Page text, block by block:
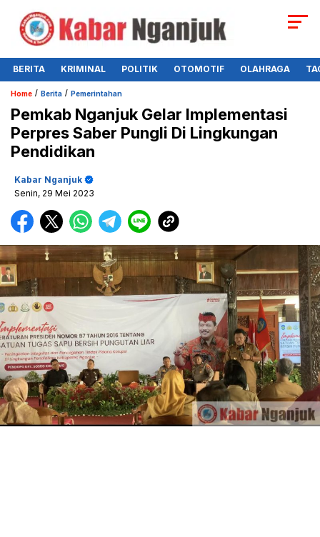
BERITA KRIMINAL POLITIK OTOMOTIF OLAHRAGA
Home / Berita / Pemerintahan
Pemkab Nganjuk Gelar Implementasi
Perpres Saber Pungli Di Lingkungan
Pendidikan
Kabar Nganjuk
Senin, 29 Mei 2023